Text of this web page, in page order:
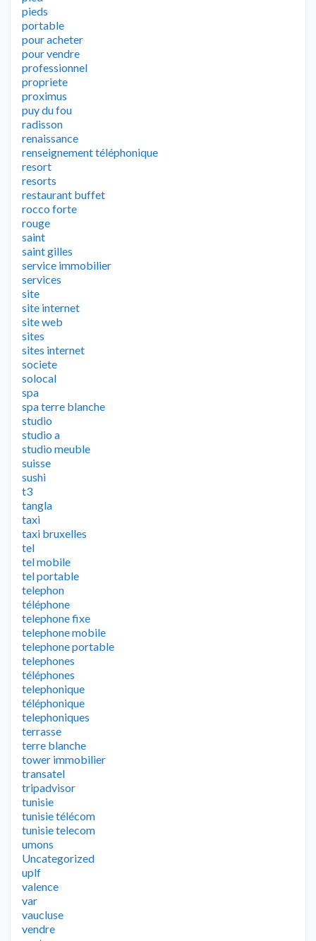
pieds
portable
pour acheter
pour vendre
professionnel
propriete
proximus
puy du fou
radisson
renaissance
renseignement téléphonique
resort
resorts
restaurant buffet
rocco forte
rouge
saint
saint gilles
service immobilier
services
site
site internet
site web
sites
sites internet
societe
solocal
spa
spa terre blanche
studio
studio a
studio meuble
suisse
sushi
t3
tangla
taxi
taxi bruxelles
tel
tel mobile
tel portable
telephon
téléphone
telephone fixe
telephone mobile
telephone portable
telephones
téléphones
telephonique
téléphonique
telephoniques
terrasse
terre blanche
tower immobilier
transatel
tripadvisor
tunisie
tunisie télécom
tunisie telecom
umons
Uncategorized
uplf
valence
var
vaucluse
vendre